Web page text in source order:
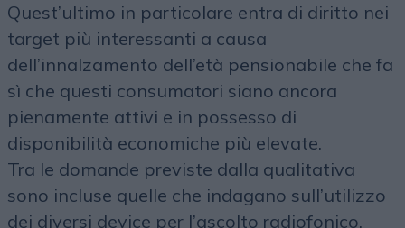
Quest’ultimo in particolare entra di diritto nei
target più interessanti a causa
dell’innalzamento dell’età pensionabile che fa
sì che questi consumatori siano ancora
pienamente attivi e in possesso di
disponibilità economiche più elevate.
Tra le domande previste dalla qualitativa
sono incluse quelle che indagano sull’utilizzo
dei diversi device per l’ascolto radiofonico.